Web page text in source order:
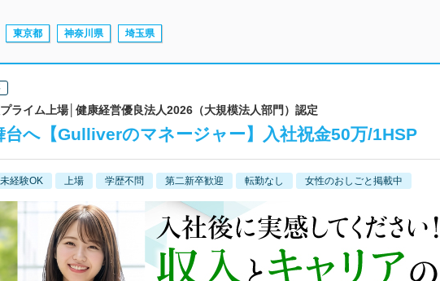
東京都 神奈川県 埼玉県
ライム上場│健康経営優良法人2026（大規模法人部門）認定
台へ【Gulliverのマネージャー】入社祝金50万/1HSP
経験OK 上場 学歴不問 第二新卒歓迎 転勤なし 女性のおしごと掲載中